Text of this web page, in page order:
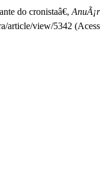
do cronistaâ€,
article/view/5342